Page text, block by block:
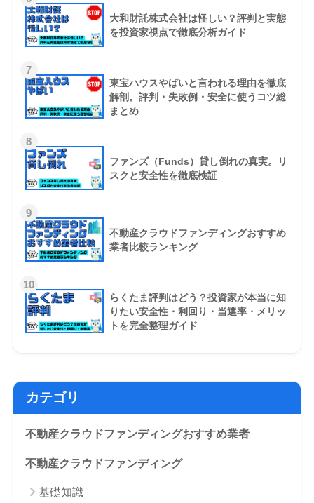
大和財託株式会社は怪しい？評判と実態
を投資家視点で徹底分析ガイド
7
東宝ハウスやばいと言われる理由を徹底
解剖。評判・失敗例・安全に使うコツ総
まとめ
8
ファンズ（Funds）貸し倒れの真実。リ
スクと安全性を徹底検証
9
不動産クラウドファンディングおすすめ
業者比較ランキング
10
らくたま評判はどう？投資家が本当に知
りたい安全性・利回り・当選率・メリッ
トを完全整理ガイド
カテゴリ
不動産クラウドファンディングおすすめ業者
不動産クラウドファンディング
基礎知識